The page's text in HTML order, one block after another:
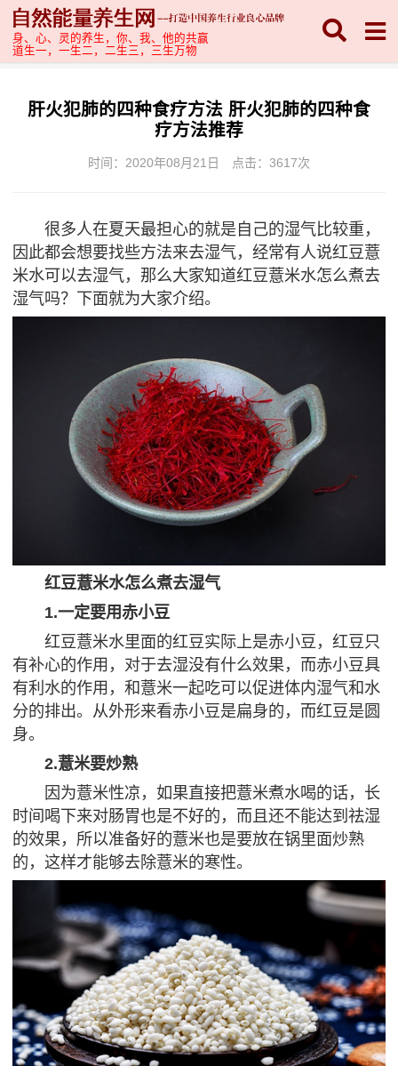
身、心、灵的养生，你、我、他的共赢
道生一，一生二，二生三，三生万物
肝火犯肺的四种食疗方法 肝火犯肺的四种食
疗方法推荐
时间：2020年08月21日 点击： 3617次
很多人在夏天最担心的就是自己的湿气比较重，
因此都会想要找些方法来去湿气，经常有人说红豆薏
米水可以去湿气，那么大家知道红豆薏米水怎么煮去
湿气吗？下面就为大家介绍。
红豆薏米水怎么煮去湿气
1.一定要用赤小豆
红豆薏米水里面的红豆实际上是赤小豆，红豆只
有补心的作用，对于去湿没有什么效果，而赤小豆具
有利水的作用，和薏米一起吃可以促进体内湿气和水
分的排出。从外形来看赤小豆是扁身的，而红豆是圆
身。
2.薏米要炒熟
因为薏米性凉，如果直接把薏米煮水喝的话，长
时间喝下来对肠胃也是不好的，而且还不能达到祛湿
的效果，所以准备好的薏米也是要放在锅里面炒熟
的，这样才能够去除薏米的寒性。